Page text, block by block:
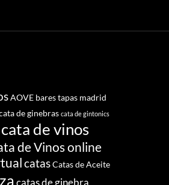
AOVE bares tapas madrid
de ginebras cata de gintonics
cata de vinos
de Vinos online
catasCatas de Aceite
catas de ginebra